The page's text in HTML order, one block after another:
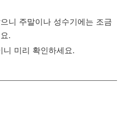
니 주말이나 성수기에는 조금
.
니 미리 확인하세요.